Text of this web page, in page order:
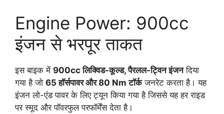
Engine Power: 900cc
इंजन से भरपूर ताकत
इस बाइक में 900cc लिक्विड-कूल्ड, पैरलल-ट्विन इंजनदिया
गया है जो 65 हॉर्सपावर और 80 Nm टॉर्कजनरेट करता है। यह
इंजन लो-एंड पावर के लिए ट्यून किया गया है जिससे यह हर राइड
पर स्मूद और पॉवरफुल परफॉर्मेंस देता है।